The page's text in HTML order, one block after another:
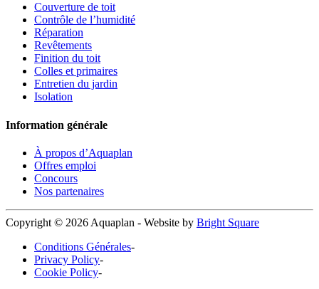
Couverture de toit
Contrôle de l’humidité
Réparation
Revêtements
Finition du toit
Colles et primaires
Entretien du jardin
Isolation
Information générale
À propos d’Aquaplan
Offres emploi
Concours
Nos partenaires
Copyright © 2026 Aquaplan - Website by Bright Square
Conditions Générales-
Privacy Policy-
Cookie Policy-